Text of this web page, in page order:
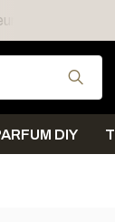
in NL en BE
DIY